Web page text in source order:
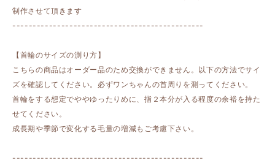
制作させて頂きます
-----------------------------------------------
【首輪のサイズの測り方】
こちらの商品はオーダー品のため交換ができません。以下の方法でサイ
ズを確認してください。必ずワンちゃんの首周りを測ってください。
首輪をする想定でややゆったりめに、指２本分が入る程度の余裕を持た
せてください。
成長期や季節で変化する毛量の増減もご考慮下さい。
-----------------------------------------------